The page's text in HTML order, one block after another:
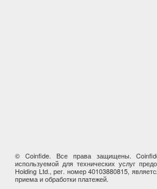
© Coinfide. Все права защищены.
используемой для технических услуг
Holding Ltd., рег. номер 40103880815,
приема и обработки платежей.